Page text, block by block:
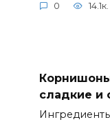
0 14.1к.
сладкие и